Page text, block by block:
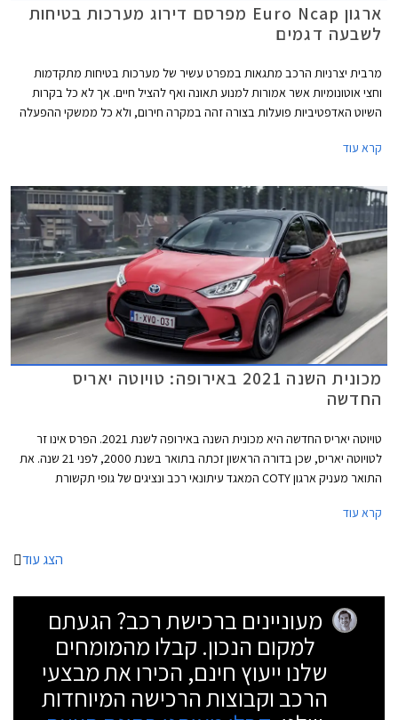
ארגון Euro Ncap מפרסם דירוג מערכות בטיחות
לשבעה דגמים
מרבית יצרניות הרכב מתגאות במפרט עשיר של מערכות בטיחות מתקדמות
וחצי אוטונומיות אשר אמורות למנוע תאונה ואף להציל חיים. אך לא כל בקרות
השיוט האדפטיביות פועלות בצורה זהה במקרה חירום, ולא כל ממשקי ההפעלה
את ביצועי מערכות הבטיחות השונות במגוון תרחישים כולל בכביש המהיר.
חשמלי, קופרה פורמנטור, ב.מ.וו iX3, פורד מוסטנג מאך E, ופולסטאר 2.
קרא עוד
מכונית השנה 2021 באירופה: טויוטה יאריס
החדשה
טויוטה יאריס החדשה היא מכונית השנה באירופה לשנת 2021. הפרס אינו זר
לטויוטה יאריס, שכן בדורה הראשון זכתה בתואר בשנת 2000, לפני 21 שנה. את
התואר מעניק ארגון COTY המאגד עיתונאי רכב ונציגים של גופי תקשורת
קרא עוד
הצג עוד
מעוניינים ברכישת רכב? הגעתם
למקום הנכון. קבלו מהמומחים
שלנו ייעוץ חינם, הכירו את מבצעי
הרכב וקבוצות הרכישה המיוחדות